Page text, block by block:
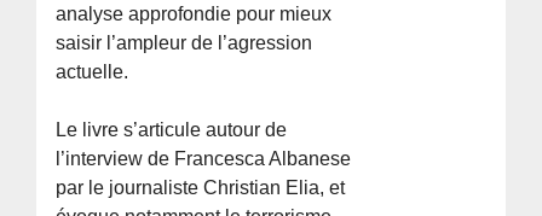
analyse approfondie pour mieux
saisir l’ampleur de l’agression
actuelle.
Le livre s’articule autour de
l’interview de Francesca Albanese
par le journaliste Christian Elia, et